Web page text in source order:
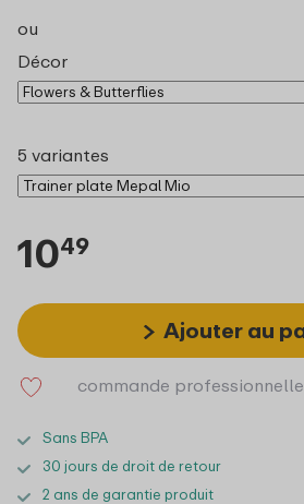
ou
Décor
5 variantes
1049
Ajouter au
commande professionnelle
Sans BPA
30 jours de droit de retour
2 ans de garantie produit